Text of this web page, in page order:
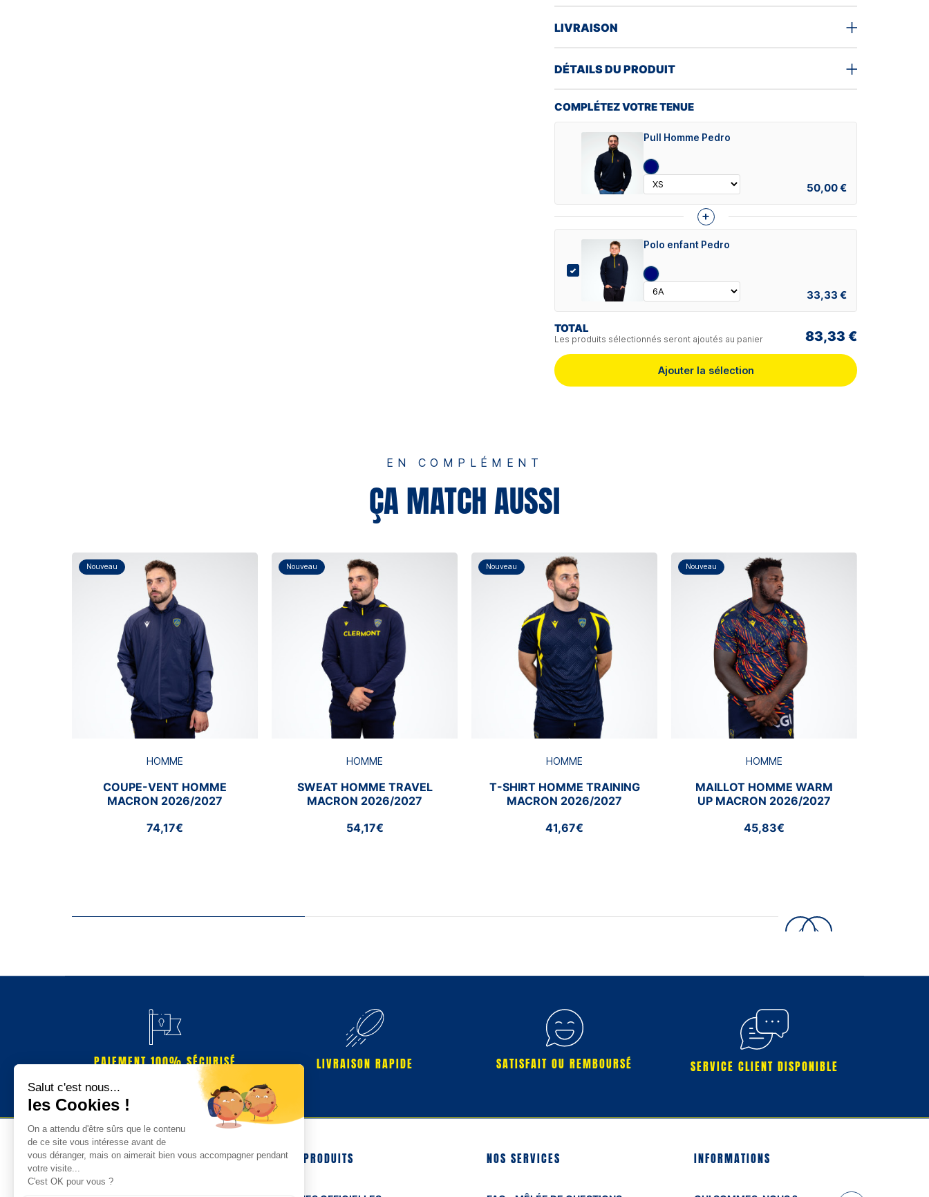
LIVRAISON
DÉTAILS DU PRODUIT
COMPLÉTEZ VOTRE TENUE
Pull Homme Pedro
50,00 €
+
Polo enfant Pedro
33,33 €
TOTAL
Les produits sélectionnés seront ajoutés au panier 83,33 €
Ajouter la sélection
EN COMPLÉMENT
ÇA MATCH AUSSI
Nouveau
HOMME
COUPE-VENT HOMME
MACRON 2026/2027
74,17€
Nouveau
HOMME
SWEAT HOMME TRAVEL
MACRON 2026/2027
54,17€
Nouveau
HOMME
T-SHIRT HOMME TRAINING
MACRON 2026/2027
41,67€
Nouveau
HOMME
MAILLOT HOMME WARM
UP MACRON 2026/2027
45,83€
PAIEMENT 100% SÉCURISÉ LIVRAISON RAPIDE SATISFAIT OU REMBOURSÉ SERVICE CLIENT DISPONIBLE
NOS PRODUITS NOS SERVICES INFORMATIONS